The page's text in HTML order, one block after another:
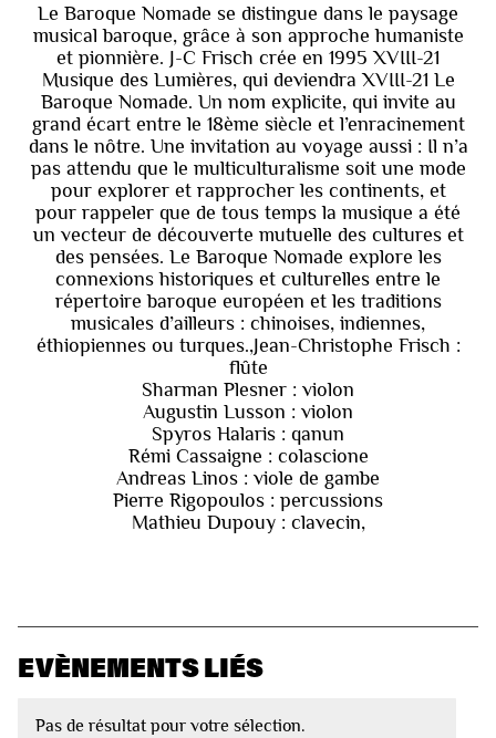
Le Baroque Nomade se distingue dans le paysage
musical baroque, grâce à son approche humaniste
et pionnière. J-C Frisch crée en 1995 XVIII-21
Musique des Lumières, qui deviendra XVIII-21 Le
Baroque Nomade. Un nom explicite, qui invite au
grand écart entre le 18ème siècle et l’enracinement
dans le nôtre. Une invitation au voyage aussi : Il n’a
pas attendu que le multiculturalisme soit une mode
pour explorer et rapprocher les continents, et
pour rappeler que de tous temps la musique a été
un vecteur de découverte mutuelle des cultures et
des pensées. Le Baroque Nomade explore les
connexions historiques et culturelles entre le
répertoire baroque européen et les traditions
musicales d’ailleurs : chinoises, indiennes,
éthiopiennes ou turques.,Jean-Christophe Frisch :
flûte
Sharman Plesner : violon
Augustin Lusson : violon
Spyros Halaris : qanun
Rémi Cassaigne : colascione
Andreas Linos : viole de gambe
Pierre Rigopoulos : percussions
Mathieu Dupouy : clavecin,
EVÈNEMENTS LIÉS
Pas de résultat pour votre sélection.